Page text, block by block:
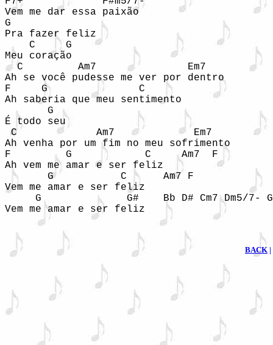
Vem me dar essa paixão
G
Pra fazer feliz
    C     G
Meu coração
  C         Am7               Em7
Ah se você pudesse me ver por dentro
F     G               C
Ah saberia que meu sentimento
       G
É todo seu
C             Am7             Em7
Ah venha por um fim no meu sofrimento
F         G            C     Am7  F
Ah vem me amar e ser feliz
       G           C      Am7 F
Vem me amar e ser feliz
G              G#    Bb D# Cm7 Dm5/7-
Vem me amar e ser feliz
BACK |